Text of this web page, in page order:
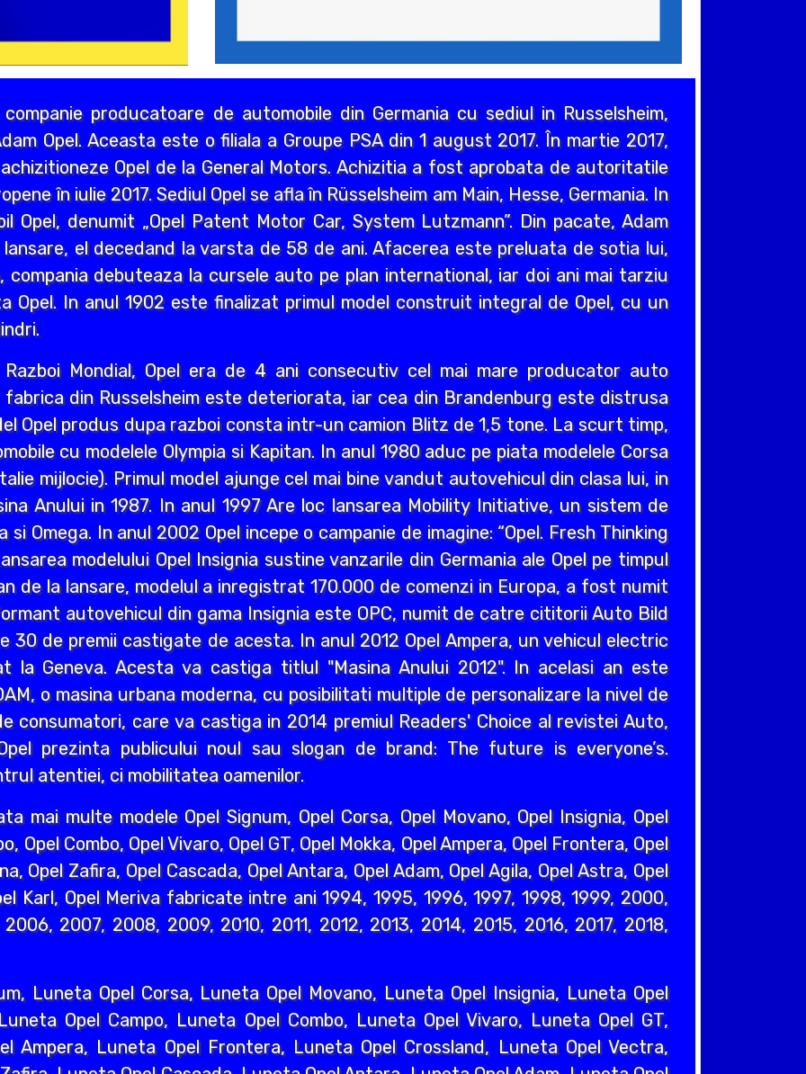
producatoare de automobile din Germania cu sediul in Russelsheim,
Opel. Aceasta este o filiala a Groupe PSA din 1 august 2017. În martie 2017,
Opel de la General Motors. Achizitia a fost aprobata de autoritatile
în iulie 2017. Sediul Opel se afla în Rüsselsheim am Main, Hesse, Germania. In
Opel, denumit „Opel Patent Motor Car, System Lutzmann”. Din pacate, Adam
el decedand la varsta de 58 de ani. Afacerea este preluata de sotia lui,
compania debuteaza la cursele auto pe plan international, iar doi ani mai tarziu
Opel. In anul 1902 este finalizat primul model construit integral de Opel, cu un
Mondial, Opel era de 4 ani consecutiv cel mai mare producator auto
din Russelsheim este deteriorata, iar cea din Brandenburg este distrusa
Opel produs dupa razboi consta intr-un camion Blitz de 1,5 tone. La scurt timp,
cu modelele Olympia si Kapitan. In anul 1980 aduc pe piata modelele Corsa
mijlocie). Primul model ajunge cel mai bine vandut autovehicul din clasa lui, in
Anului in 1987. In anul 1997 Are loc lansarea Mobility Initiative, un sistem de
Omega. In anul 2002 Opel incepe o campanie de imagine: “Opel. Fresh Thinking
modelului Opel Insignia sustine vanzarile din Germania ale Opel pe timpul
de la lansare, modelul a inregistrat 170.000 de comenzi in Europa, a fost numit
autovehicul din gama Insignia este OPC, numit de catre cititorii Auto Bild
30 de premii castigate de acesta. In anul 2012 Opel Ampera, un vehicul electric
la Geneva. Acesta va castiga titlul "Masina Anului 2012". In acelasi an este
o masina urbana moderna, cu posibilitati multiple de personalizare la nivel de
consumatori, care va castiga in 2014 premiul Readers' Choice al revistei Auto,
prezinta publicului noul sau slogan de brand: The future is everyone’s.
atentiei, ci mobilitatea oamenilor.
mai multe modele Opel Signum, Opel Corsa, Opel Movano, Opel Insignia, Opel
Opel Combo, Opel Vivaro, Opel GT, Opel Mokka, Opel Ampera, Opel Frontera, Opel
Opel Zafira, Opel Cascada, Opel Antara, Opel Adam, Opel Agila, Opel Astra, Opel
Karl, Opel Meriva fabricate intre ani 1994, 1995, 1996, 1997, 1998, 1999, 2000,
2007, 2008, 2009, 2010, 2011, 2012, 2013, 2014, 2015, 2016, 2017, 2018,
Luneta Opel Corsa, Luneta Opel Movano, Luneta Opel Insignia, Luneta Opel
Opel Campo, Luneta Opel Combo, Luneta Opel Vivaro, Luneta Opel GT,
Ampera, Luneta Opel Frontera, Luneta Opel Crossland, Luneta Opel Vectra,